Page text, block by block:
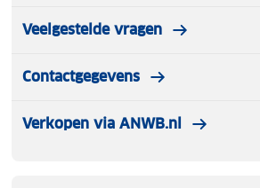
Veelgestelde vragen
Contactgegevens
Verkopen via ANWB.nl